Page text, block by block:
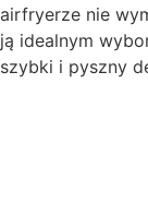
airfryerze nie
ją idealnym
szybki i pyszny